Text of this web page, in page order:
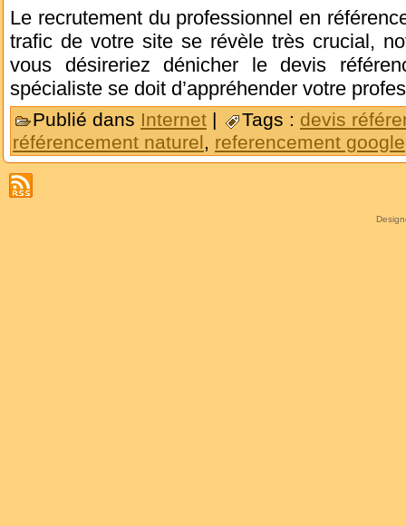
Le recrutement du professionnel en
trafic de votre site se révèle très crucial,
vous désireriez dénicher le devis
spécialiste se doit d’appréhender votre
Publié dans Internet | Tags : devis
référencement naturel, referencement google